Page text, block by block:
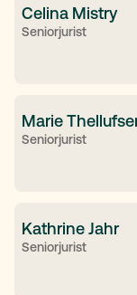
Celina Mistry
Seniorjurist
Marie
Seniorjurist
Kathrine Jahr
Seniorjurist